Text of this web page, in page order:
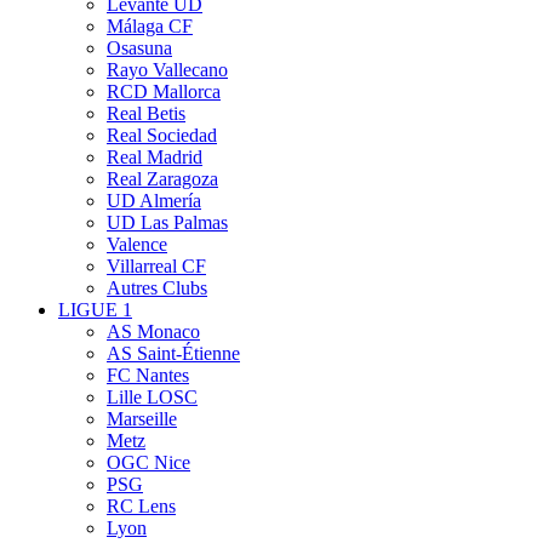
Levante UD
Málaga CF
Osasuna
Rayo Vallecano
RCD Mallorca
Real Betis
Real Sociedad
Real Madrid
Real Zaragoza
UD Almería
UD Las Palmas
Valence
Villarreal CF
Autres Clubs
LIGUE 1
AS Monaco
AS Saint-Étienne
FC Nantes
Lille LOSC
Marseille
Metz
OGC Nice
PSG
RC Lens
Lyon